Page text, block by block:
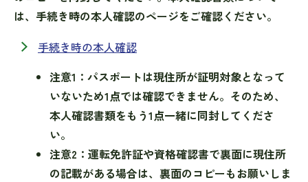
は、手続き時の本人確認のページをご確認ください。
手続き時の本人確認
注意1：パスポートは現住所が証明対象となって
いないため1点では確認できません。そのため、
本人確認書類をもう1点一緒に同封してくださ
い。
注意2：運転免許証や資格確認書で裏面に現住所
の記載がある場合は、裏面のコピーもお願いしま